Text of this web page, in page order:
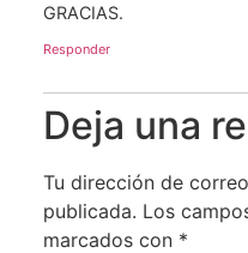
GRACIAS.
Responder
Deja una
Tu dirección de
publicada. Los
marcados con *